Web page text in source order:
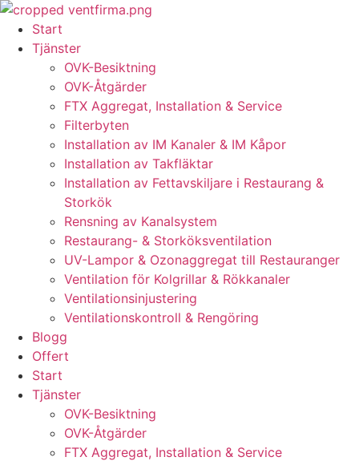
Skip
content
Start
Tjänster
OVK-Besiktning
OVK-Åtgärder
FTX Aggregat, Installation & Service
Filterbyten
Installation av IM Kanaler & IM Kåpor
Installation av Takfläktar
Installation av Fettavskiljare i Restaurang &
Storkök
Rensning av Kanalsystem
Restaurang- & Storköksventilation
UV-Lampor & Ozonaggregat till Restauranger
Ventilation för Kolgrillar & Rökkanaler
Ventilationsinjustering
Ventilationskontroll & Rengöring
Blogg
Offert
Start
Tjänster
OVK-Besiktning
OVK-Åtgärder
FTX Aggregat, Installation & Service